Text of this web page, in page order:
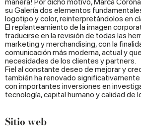
manera! Por dicho motivo, Marca
su Galería dos elementos
logotipo y color, reinterpretándolos en
El replanteamiento de la imagen
traducirse en la revisión de todas las
marketing y merchandising, con la
comunicación más moderna, actual y
necesidades de los clientes y partners.
Fiel al constante deseo de mejorar y
también ha renovado
con importantes inversiones en
tecnología, capital humano y calidad de
Sitio web